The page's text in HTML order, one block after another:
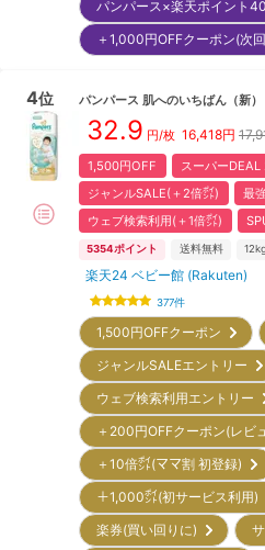
パンパース×楽天ポイント
＋1,000円OFFクーポン(
4位 パンパース 肌へのいちばん （新）
32.9 円/枚 16,418円
1,500円OFF スーパーDEAL
ジャンルSALE(＋2倍㌽)
最
ウェブ検索利用(＋1倍㌽)
5354ポイント 送料無料
楽天24 ベビー館 (Rakuten)
377件
1,500円OFFクーポン
ジャンルSALEエントリー
ウェブ検索利用エントリー
＋200円OFFクーポン(レ
＋10倍㌽(ママ割 初登録)
＋1,000㌽(初サービス利
楽券(買い回りに)